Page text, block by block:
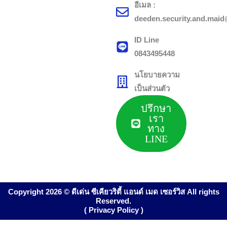
อีเมล :
ID Line
0843495448
นโยบายความ
เป็นส่วนตัว
ปรึกษา
เรา
ทาง
LINE
Copyright 2026 © ดีเด่น ซีเคียวริตี้ แอนด์ เมด เซอร์วิส All rights
Reserved.
( Privacy Policy )